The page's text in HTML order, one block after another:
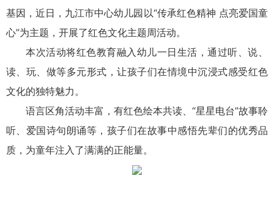
基因，近日，九江市中心幼儿园以“传承红色精神 点亮爱国童
心”为主题，开展了红色文化主题周活动。
本次活动将红色教育融入幼儿一日生活，通过听、说、
读、玩、做等多元形式，让孩子们在情境中沉浸式感受红色
文化的独特魅力。
语言区角活动丰富，有红色绘本共读、“星星电台”故事聆
听、爱国诗句朗诵等，孩子们在故事中感悟先辈们的优秀品
质，为童年注入了满满的正能量。